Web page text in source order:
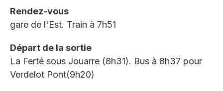
Rendez-vous
gare de l'Est. Train à 7h51
Départ de la sortie
La Ferté sous Jouarre (8h31). Bus à 8h37 pour
Verdelot Pont(9h20)